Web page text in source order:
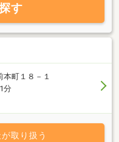
す
本町１８－１
分
取り扱う